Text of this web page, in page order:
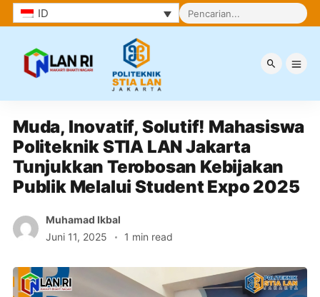
ID
Muda, Inovatif, Solutif! Mahasiswa
Politeknik STIA LAN Jakarta
Tunjukkan Terobosan Kebijakan
Publik Melalui Student Expo 2025
Muhamad Ikbal
Juni 11, 2025
1 min read